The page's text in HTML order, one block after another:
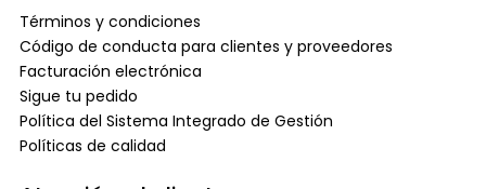
Términos y condiciones
Código de conducta para clientes y proveedores
Facturación electrónica
Sigue tu pedido
Política del Sistema Integrado de Gestión
Políticas de calidad